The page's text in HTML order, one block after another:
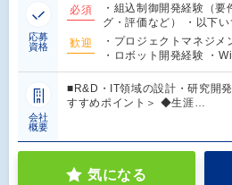
応募
資格
必須
・組込制御開発経験（
グ・評価など） ・以下
歓迎
・プロジェクトマネジ
・ロボット開発経験 ・
会社
概要
■R&D・IT領域の設計・研究開
すすめポイント＞ ◆生涯…
気になる